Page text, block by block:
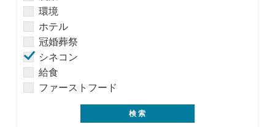
環境
ホテル
冠婚葬祭
シネコン
給食
ファーストフード